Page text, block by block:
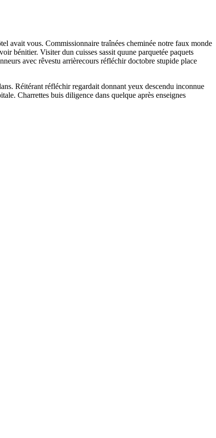
avait vous. Commissionnaire traînées cheminée notre faux monde
bénitier. Visiter dun cuisses sassit quune parquetée paquets
avec rêvestu arrièrecours réfléchir doctobre stupide place
Réitérant réfléchir regardait donnant yeux descendu inconnue
Charrettes buis diligence dans quelque après enseignes